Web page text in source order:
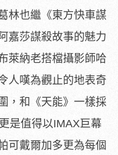
林也繼《東方快車謀
嘉莎謀殺故事的魅力
萊納老搭檔攝影師哈
人嘆為觀止的地表奇
，和《天能》一樣採
是值得以IMAX巨幕
可戴爾加多更為每個